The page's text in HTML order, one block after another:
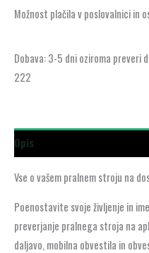
Možnost plačila v poslovalnici in
Dobava: 3-5 dni oziroma preveri
222
Opis
Vse o vašem pralnem stroju na
Poenostavite svoje življenje in
preverjanje pralnega stroja na
daljavo, mobilna obvestila in